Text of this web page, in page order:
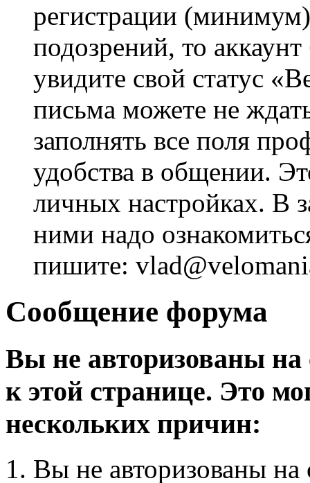
регистрации
подозрений, то
увидите свой статус
письма можете не
заполнять все поля
удобства в общении.
личных настройках. В
ними надо
пишите:
Сообщение форума
Вы не авторизованы на
к этой странице. Это
нескольких причин:
Вы не авторизованы на